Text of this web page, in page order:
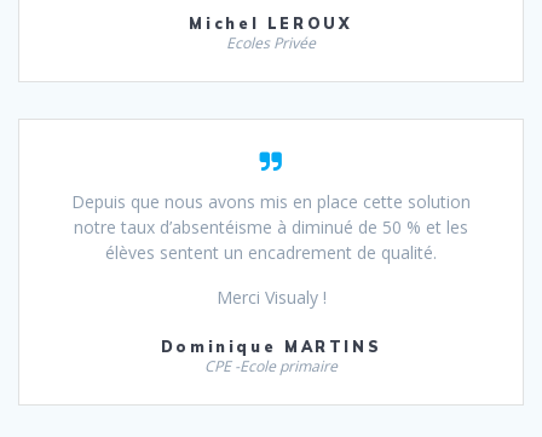
Michel LEROUX
Ecoles Privée
Depuis que nous avons mis en place cette solution
notre taux d’absentéisme à diminué de 50 % et les
élèves sentent un encadrement de qualité.
Merci Visualy !
Dominique MARTINS
CPE -Ecole primaire